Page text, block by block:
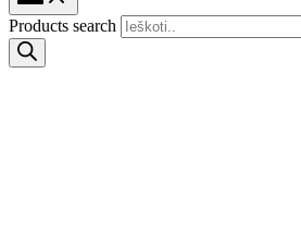
Products search